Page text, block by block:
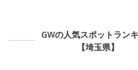
GWの人気スポットラン
【埼玉県】